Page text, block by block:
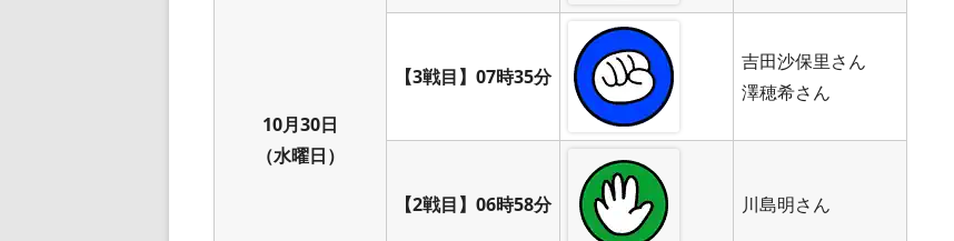
10月30日
（水曜日）
【3戦目】07時35分
吉田沙保里さん
澤穂希さん
【2戦目】06時58分 川島明さん